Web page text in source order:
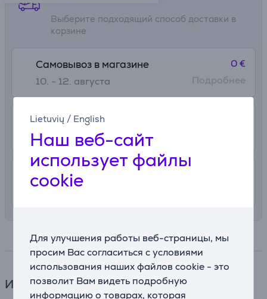
Lietuvių / English
Наш веб-сайт
использует файлы
cookie
Для улучшения работы веб-страницы, мы
просим Вас согласиться с условиями
использования наших файлов cookie - это
позволит Вам видеть подробную
информацию о товарах, которая
Выберите подходящий способ доставки в
корзине
Самовывоз в магазине
10. - 12. августа
0 €
Подробнее
В почтовый автомат
10. - 12. августа
Доставка в квартиру
Спецификация
Ингалятор